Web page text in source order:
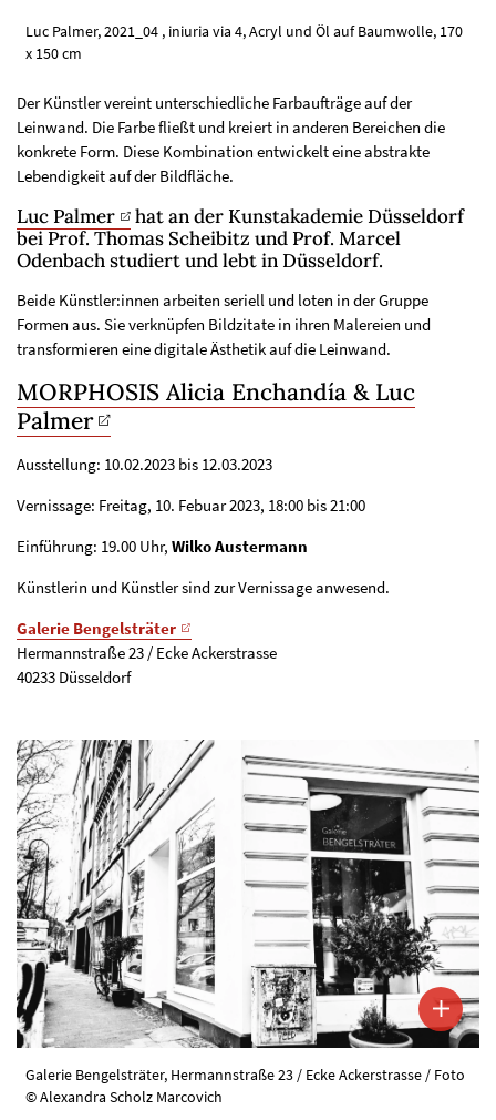
Luc Palmer, 2021_04 , iniuria via 4, Acryl und Öl auf Baumwolle, 170
x 150 cm
Der Künstler vereint unterschiedliche Farbaufträge auf der
Leinwand. Die Farbe fließt und kreiert in anderen Bereichen die
konkrete Form. Diese Kombination entwickelt eine abstrakte
Lebendigkeit auf der Bildfläche.
Luc Palmer
hat an der Kunstakademie Düsseldorf
bei Prof. Thomas Scheibitz und Prof. Marcel
Odenbach studiert und lebt in Düsseldorf.
Beide Künstler:innen arbeiten seriell und loten in der Gruppe
Formen aus. Sie verknüpfen Bildzitate in ihren Malereien und
transformieren eine digitale Ästhetik auf die Leinwand.
MORPHOSIS Alicia Enchandía & Luc
Palmer
Ausstellung: 10.02.2023 bis 12.03.2023
Vernissage: Freitag, 10. Febuar 2023, 18:00 bis 21:00
Einführung: 19.00 Uhr, Wilko Austermann
Künstlerin und Künstler sind zur Vernissage anwesend.
Galerie Bengelsträter
Hermannstraße 23 / Ecke Ackerstrasse
40233 Düsseldorf
Galerie Bengelsträter, Hermannstraße 23 / Ecke Ackerstrasse / Foto
© Alexandra Scholz Marcovich